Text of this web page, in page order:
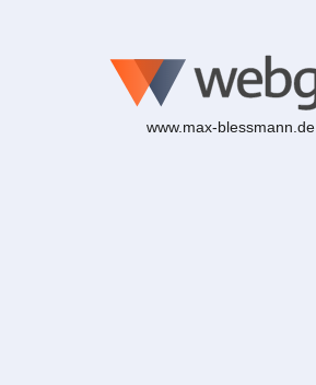
www.max-blessmann.de